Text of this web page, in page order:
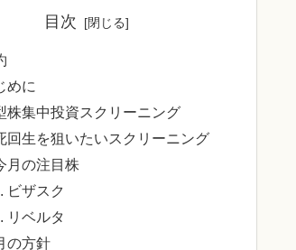
目次
めに
株集中投資スクリーニング
回生を狙いたいスクリーニング
月の注目株
ビザスク
リベルタ
の方針